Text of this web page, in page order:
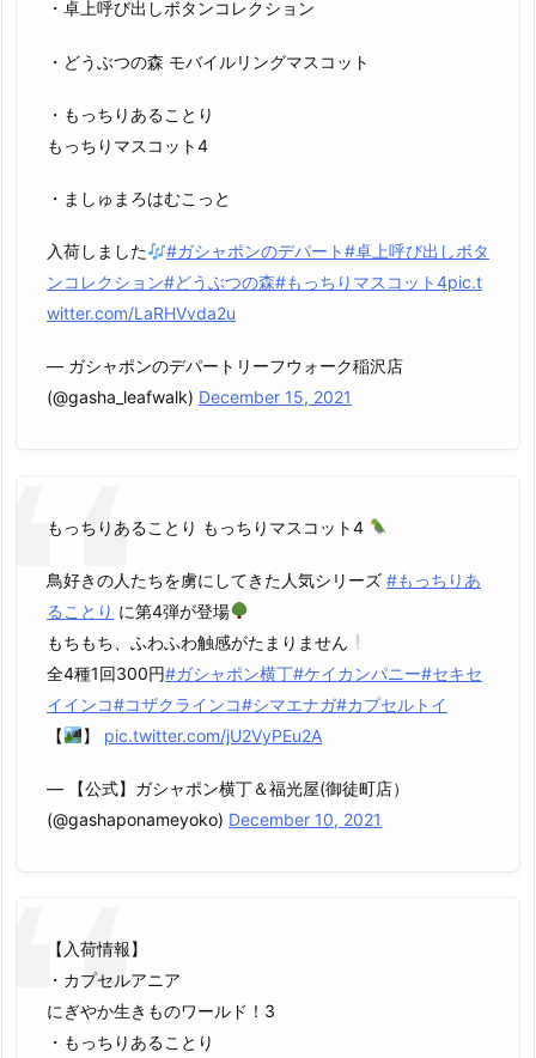
・卓上呼び出しボタンコレクション
・どうぶつの森 モバイルリングマスコット
・もっちりあることり
もっちりマスコット4
・ましゅまろはむこっと
入荷しました #ガシャポンのデパート#卓上呼び出しボタ
ンコレクション#どうぶつの森#もっちりマスコット4pic.t
witter.com/LaRHVvda2u
— ガシャポンのデパートリーフウォーク稲沢店
(@gasha_leafwalk) December 15, 2021
もっちりあることり もっちりマスコット4
鳥好きの人たちを虜にしてきた人気シリーズ #もっちりあ
ることり に第4弾が登場
もちもち、ふわふわ触感がたまりません
全4種1回300円#ガシャポン横丁#ケイカンパニー#セキセ
イインコ#コザクラインコ#シマエナガ#カプセルトイ
【
】 pic.twitter.com/jU2VyPEu2A
— 【公式】ガシャポン横丁＆福光屋(御徒町店）
(@gashaponameyoko) December 10, 2021
【入荷情報】
・カプセルアニア
にぎやか生きものワールド！3
・もっちりあることり